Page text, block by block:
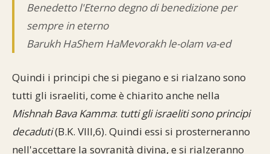
Benedetto l'Eterno degno di benedizione per
sempre in eterno
Barukh HaShem HaMevorakh le-olam va-ed
Quindi i principi che si piegano e si rialzano sono
tutti gli israeliti, come è chiarito anche nella
Mishnah Bava Kamma: tutti gli israeliti sono principi
decaduti(B.K. VIII,6). Quindi essi si prosterneranno
nell'accettare la sovranità divina, e si rialzeranno